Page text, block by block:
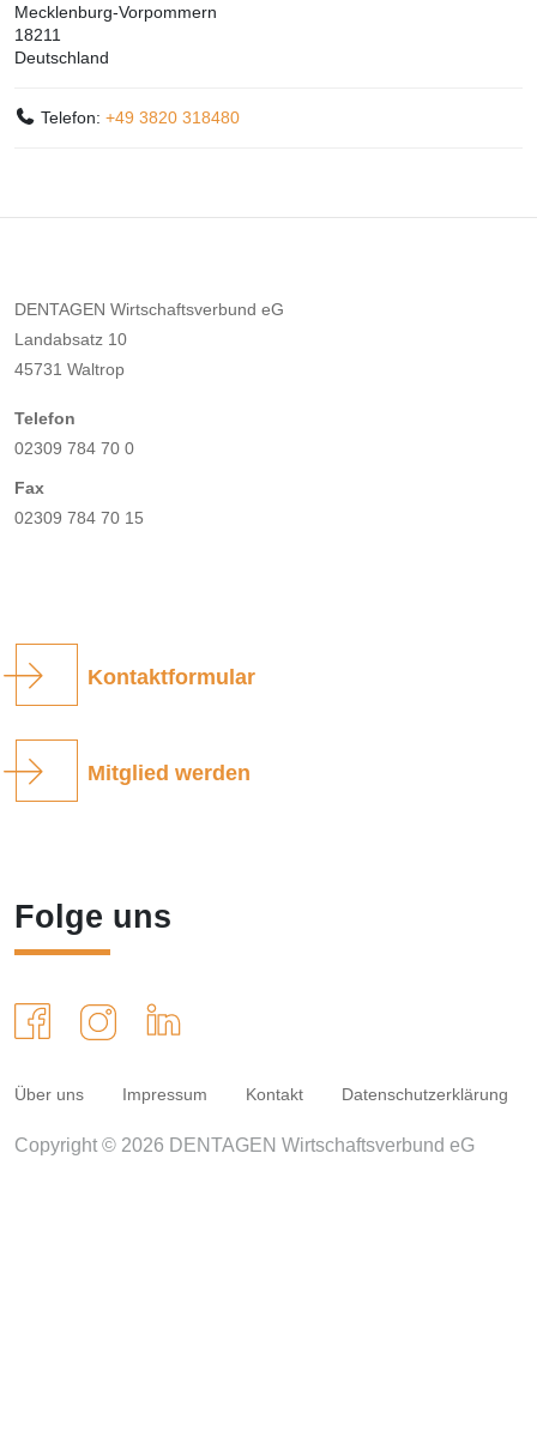
Mecklenburg-Vorpommern
18211
Deutschland
Telefon:+49 3820 318480
DENTAGEN Wirtschaftsverbund eG
Landabsatz 10
45731 Waltrop
Telefon
02309 784 70 0
Fax
02309 784 70 15
Kontaktformular
Mitglied werden
Folge uns
Über uns Impressum Kontakt Datenschutzerklärung
Copyright © 2026 DENTAGEN Wirtschaftsverbund eG